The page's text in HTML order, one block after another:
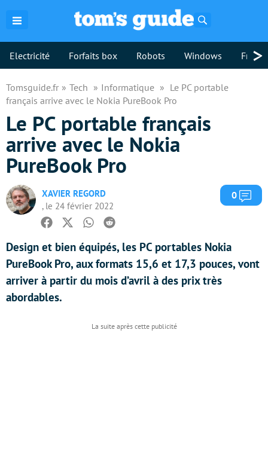
Electricité Forfaits box Robots Windows >
Tomsguide.fr Tech Informatique
Le PC portable
français arrive avec le Nokia PureBook Pro
Le PC portable français
arrive avec le Nokia
PureBook Pro
XAVIER REGORD
, le 24 février 2022
0
Facebook
TwitterWhatsapp
Reddit
Design et bien équipés, les PC portables Nokia
PureBook Pro, aux formats 15,6 et 17,3 pouces, vont
arriver à partir du mois d’avril à des prix très
abordables.